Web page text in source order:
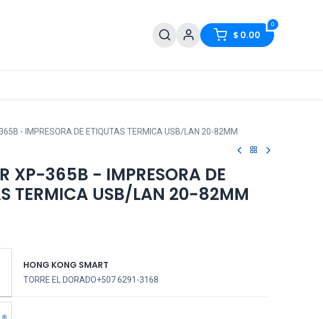
0
$ 0.00
- IMPRESORA DE ETIQUTAS TERMICA USB/LAN 20-82MM
XP-365B - IMPRESORA DE
TERMICA USB/LAN 20-82MM
HONG KONG SMART
TORRE EL DORADO+507 6291-3168